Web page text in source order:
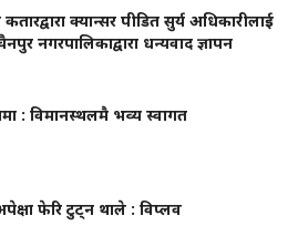
क्यान्सर पीडित सुर्य अधिकारीलाई
नगरपालिकाद्वारा धन्यवाद ज्ञापन
: विमानस्थलमै भव्य स्वागत
फेरि टुट्न थाले : विप्लव